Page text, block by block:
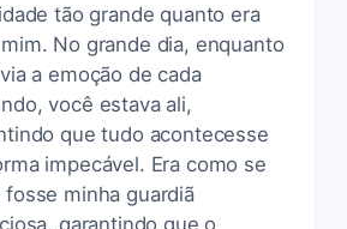
tão grande quanto era
No grande dia, enquanto
a emoção de cada
você estava ali,
que tudo acontecesse
impecável. Era como se
fosse minha guardiã
garantindo que o